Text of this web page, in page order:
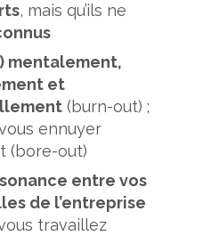
, mais qu’ils ne
mentalement,
et
(burn-out) ;
ennuyer
(bore-out)
entre vos
de l’entreprise
travaillez